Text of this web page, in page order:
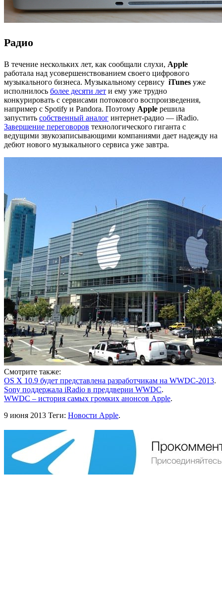
Радио
В течение нескольких лет, как сообщали слухи, Apple
работала над усовершенствованием своего цифрового
музыкального бизнеса. Музыкальному сервису iTunes уже
исполнилось более десяти лет и ему уже трудно
конкурировать с сервисами потокового воспроизведения,
например с Spotify и Pandora. Поэтому Apple решила
запустить собственный аналог интернет-радио — iRadio.
Завершение переговоров технологического гиганта с
ведущими звукозаписывающими компаниями дает надежду на
дебют нового музыкального сервиса уже завтра.
Смотрите также:
OS X 10.9 будет представлена разработчикам на WWDC-2013.
Sony поддержала iRadio в преддверии WWDC.
WWDC – история самых громких анонсов Apple.
9 июня 2013 Теги: Новости Apple.